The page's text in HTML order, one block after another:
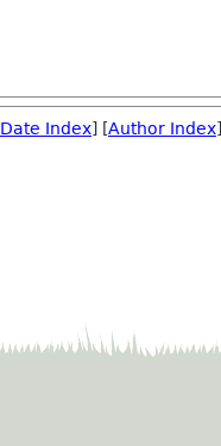
Date Index] [Author Index]